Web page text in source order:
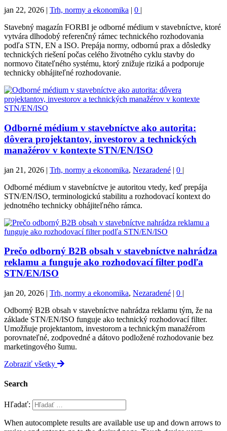
jan 22, 2026 | Trh, normy a ekonomika | 0 |
Stavebný magazín FORBI je odborné médium v stavebníctve, ktoré
vytvára dlhodobý referenčný rámec technického rozhodovania
podľa STN, EN a ISO. Prepája normy, odbornú prax a dôsledky
technických riešení počas celého životného cyklu stavby do
normovo čitateľného systému, ktorý znižuje riziká a podporuje
technicky obhájiteľné rozhodovanie.
Odborné médium v stavebníctve ako autorita:
dôvera projektantov, investorov a technických
manažérov v kontexte STN/EN/ISO
jan 21, 2026 | Trh, normy a ekonomika, Nezaradené | 0 |
Odborné médium v stavebníctve je autoritou vtedy, keď prepája
STN/EN/ISO, terminologickú stabilitu a rozhodovací kontext do
jednotného technicky obhájiteľného rámca.
Prečo odborný B2B obsah v stavebníctve nahrádza
reklamu a funguje ako rozhodovací filter podľa
STN/EN/ISO
jan 20, 2026 | Trh, normy a ekonomika, Nezaradené | 0 |
Odborný B2B obsah v stavebníctve nahrádza reklamu tým, že na
základe STN/EN/ISO funguje ako technický rozhodovací filter.
Umožňuje projektantom, investorom a technickým manažérom
porovnateľné, zodpovedné a dátovo podložené rozhodovanie bez
marketingového šumu.
Zobraziť všetky
Search
Hľadať:
When autocomplete results are available use up and down arrows to